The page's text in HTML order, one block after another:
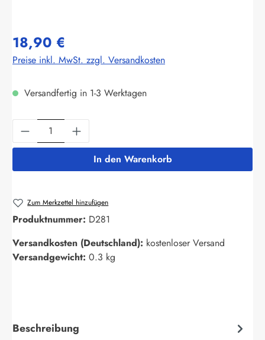
18,90 €
Preise inkl. MwSt. zzgl. Versandkosten
Versandfertig in 1-3 Werktagen
Produkt Anzahl: Gib den gewünschten
In den Warenkorb
Zum Merkzettel hinzufügen
Produktnummer: D281
Versandkosten (Deutschland): kostenloser Versand
Versandgewicht: 0.3 kg
Beschreibung